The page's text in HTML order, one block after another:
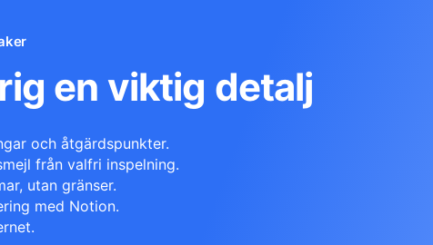
en viktig detalj
och åtgärdspunkter.
från valfri inspelning.
utan gränser.
med Notion.